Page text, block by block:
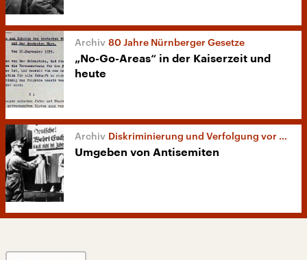
80 Jahre Nürnberger Gesetze
„No-Go-Areas“ in der Kaiserzeit und
heute
Diskriminierung und Verfolgung vor 1938
Umgeben von Antisemiten